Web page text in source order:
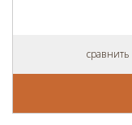
сравнить